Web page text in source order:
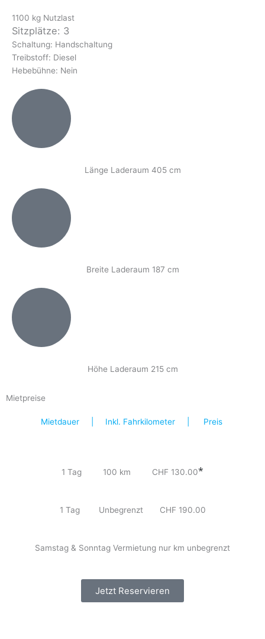
1100 kg Nutzlast
Sitzplätze: 3
Schaltung: Handschaltung
Treibstoff: Diesel
Hebebühne: Nein
Länge Laderaum 405 cm
Breite Laderaum 187 cm
Höhe Laderaum 215 cm
Mietpreise
Mietdauer | Inkl. Fahrkilometer | Preis
1 Tag 100 km CHF 130.00*
1 Tag Unbegrenzt CHF 190.00
Samstag & Sonntag Vermietung nur km unbegrenzt
Jetzt Reservieren